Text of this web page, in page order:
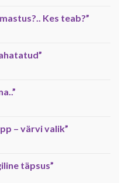
Kes teab?”
– värvi valik”
täpsus”